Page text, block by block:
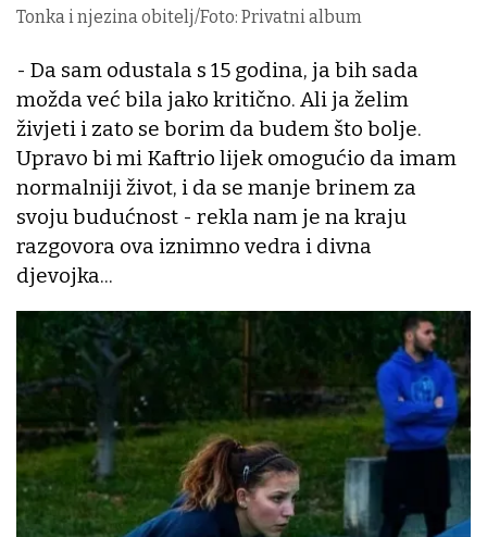
Tonka i njezina obitelj/Foto: Privatni album
- Da sam odustala s 15 godina, ja bih sada
možda već bila jako kritično. Ali ja želim
živjeti i zato se borim da budem što bolje.
Upravo bi mi Kaftrio lijek omogućio da imam
normalniji život, i da se manje brinem za
svoju budućnost - rekla nam je na kraju
razgovora ova iznimno vedra i divna
djevojka...